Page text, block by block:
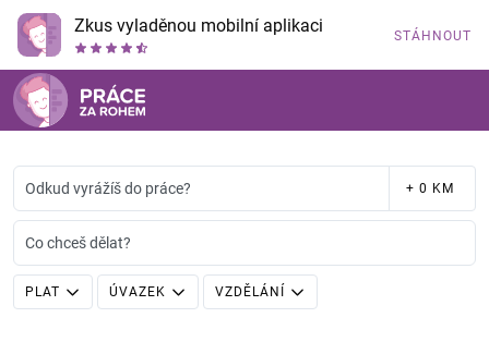
Zkus vyladěnou mobilní aplikaci STÁHNOUT
Odkud vyrážíš do práce? + 0 KM
Co chceš dělat?
PLAT ÚVAZEK VZDĚLÁNÍ